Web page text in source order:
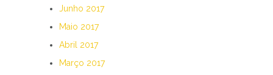
Junho 2017
Maio 2017
Abril 2017
Março 2017